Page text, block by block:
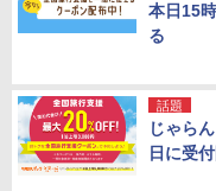
本日15
る
話題
じゃら
日に受